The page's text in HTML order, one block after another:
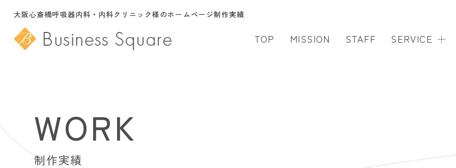
大阪心斎橋呼吸器内科・内科クリニック様のホームページ制作実績
TOP MISSION STAFF SERVICE
WORK
制作実績